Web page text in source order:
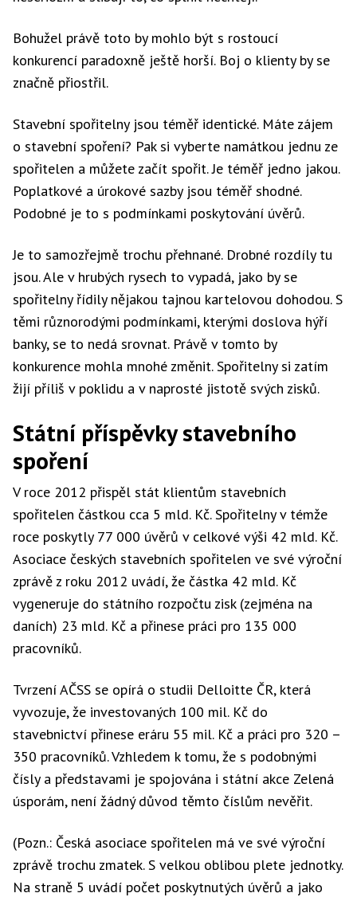
Bohužel právě toto by mohlo být s rostoucí
konkurencí paradoxně ještě horší. Boj o klienty by se
značně přiostřil.
Stavební spořitelny jsou téměř identické. Máte zájem
o stavební spoření? Pak si vyberte namátkou jednu ze
spořitelen a můžete začít spořit. Je téměř jedno jakou.
Poplatkové a úrokové sazby jsou téměř shodné.
Podobné je to s podmínkami poskytování úvěrů.
Je to samozřejmě trochu přehnané. Drobné rozdíly tu
jsou. Ale v hrubých rysech to vypadá, jako by se
spořitelny řídily nějakou tajnou kartelovou dohodou. S
těmi různorodými podmínkami, kterými doslova hýří
banky, se to nedá srovnat. Právě v tomto by
konkurence mohla mnohé změnit. Spořitelny si zatím
žijí příliš v poklidu a v naprosté jistotě svých zisků.
Státní příspěvky stavebního
spoření
V roce 2012 přispěl stát klientům stavebních
spořitelen částkou cca 5 mld. Kč. Spořitelny v témže
roce poskytly 77 000 úvěrů v celkové výši 42 mld. Kč.
Asociace českých stavebních spořitelen ve své výroční
zprávě z roku 2012 uvádí, že částka 42 mld. Kč
vygeneruje do státního rozpočtu zisk (zejména na
daních) 23 mld. Kč a přinese práci pro 135 000
pracovníků.
Tvrzení AČSS se opírá o studii Delloitte ČR, která
vyvozuje, že investovaných 100 mil. Kč do
stavebnictví přinese eráru 55 mil. Kč a práci pro 320 –
350 pracovníků. Vzhledem k tomu, že s podobnými
čísly a představami je spojována i státní akce Zelená
úsporám, není žádný důvod těmto číslům nevěřit.
(Pozn.: Česká asociace spořitelen má ve své výroční
zprávě trochu zmatek. S velkou oblibou plete jednotky.
Na straně 5 uvádí počet poskytnutých úvěrů a jako